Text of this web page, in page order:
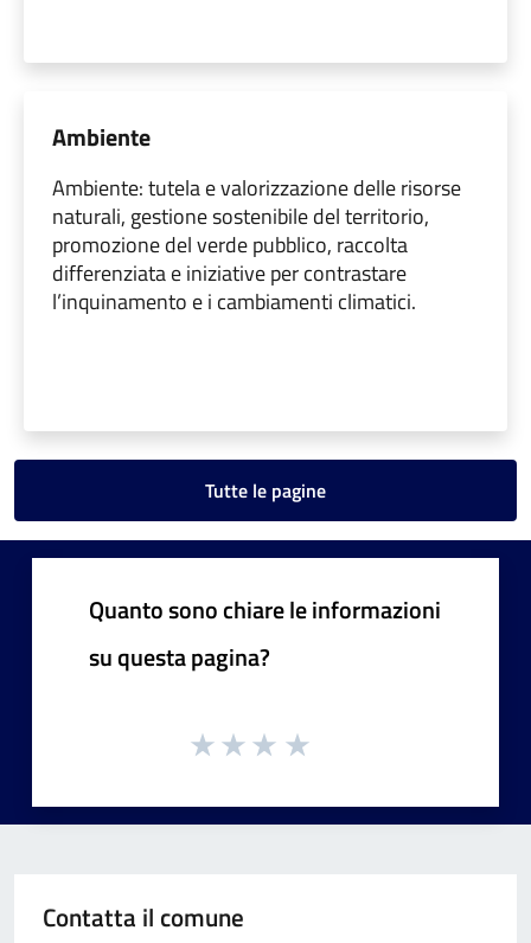
Ambiente
Ambiente: tutela e valorizzazione delle risorse
naturali, gestione sostenibile del territorio,
promozione del verde pubblico, raccolta
differenziata e iniziative per contrastare
l’inquinamento e i cambiamenti climatici.
Tutte le pagine
Quanto sono chiare le informazioni
su questa pagina?
Contatta il comune